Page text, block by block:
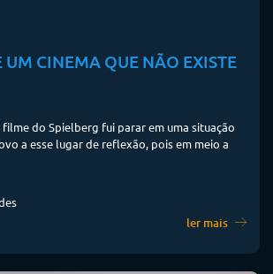
UM CINEMA QUE NÃO EXISTE
do Spielberg fui parar em uma situação
a esse lugar de reflexão, pois em meio a
ler mais